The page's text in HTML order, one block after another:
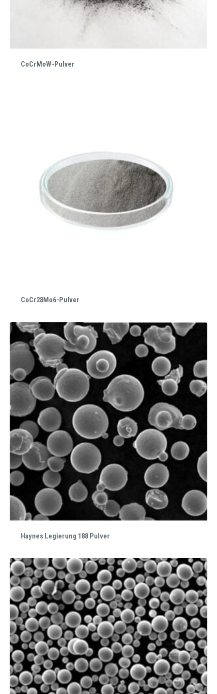
CoCrMoW-Pulver
CoCr28Mo6-Pulver
Haynes Legierung 188 Pulver